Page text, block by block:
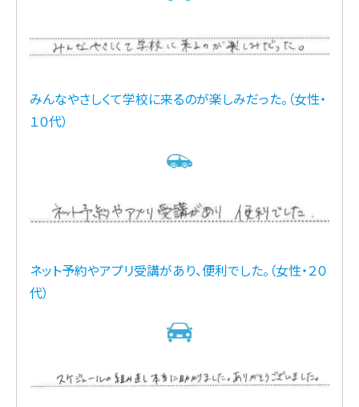
みんなやさしくて学校に来るのが楽しみだった。（女性・
１０代）
ネット予約やアプリ受講があり、便利でした。（女性・２０
代）